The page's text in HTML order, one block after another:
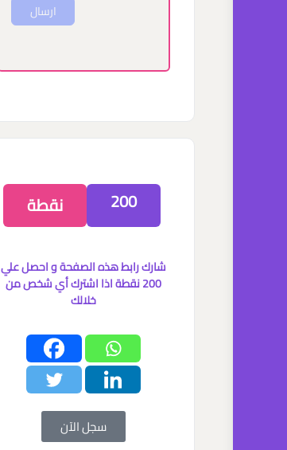
ارسال
200 نقطة
شارك رابط هذه الصفحة و احصل علي
200 نقطة اذا اشترك أي شخص من
خلالك
سجل الآن